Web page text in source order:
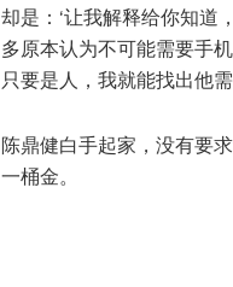
却是：‘让我解释给你知道
多原本认为不可能需要手
只要是人，我就能找出他
陈鼎健白手起家，没有要
一桶金。